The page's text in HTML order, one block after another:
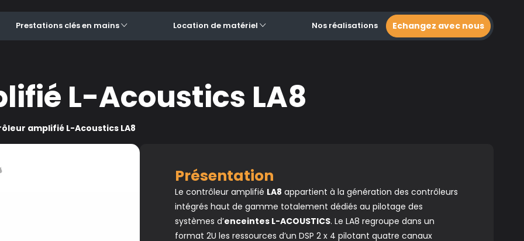
Prestations clés en mains Location de matériel Nos réalisations Echangez avec nous
L-Acoustics LA8
amplifié L-Acoustics LA8
Présentation
Le contrôleur amplifié LA8 appartient à la génération des contrôleurs
intégrés haut de gamme totalement dédiés au pilotage des
systèmes d’enceintes L-ACOUSTICS. Le LA8 regroupe dans un
format 2U les ressources d’un DSP 2 x 4 pilotant quatre canaux